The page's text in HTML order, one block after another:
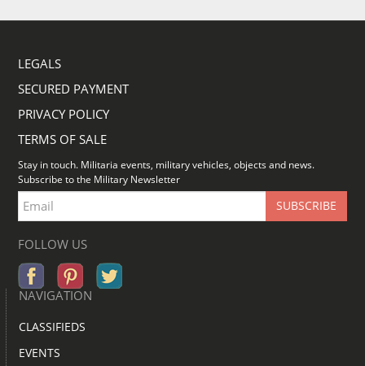
LEGALS
SECURED PAYMENT
PRIVACY POLICY
TERMS OF SALE
Stay in touch. Militaria events, military vehicles, objects and news.
Subscribe to the Military Newsletter
FOLLOW US
NAVIGATION
CLASSIFIEDS
EVENTS